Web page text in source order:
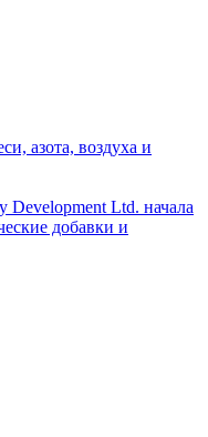
азота, воздуха и
Ltd. начала
добавки и